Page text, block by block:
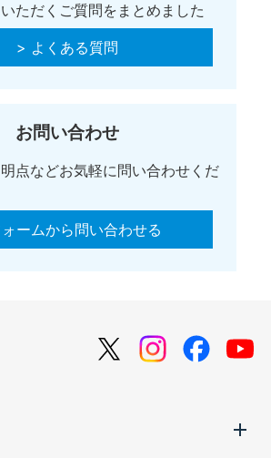
ただくご質問をまとめました
> よくある質問
お問い合わせ
点などお気軽に問い合わせくだ
ームから問い合わせる